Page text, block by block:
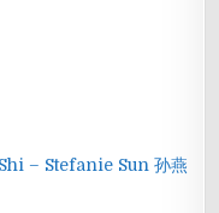
– Stefanie Sun 孙燕